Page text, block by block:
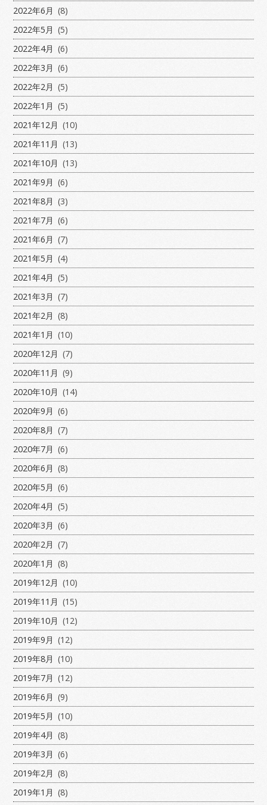
2022年6月 (8)
2022年5月 (5)
2022年4月 (6)
2022年3月 (6)
2022年2月 (5)
2022年1月 (5)
2021年12月 (10)
2021年11月 (13)
2021年10月 (13)
2021年9月 (6)
2021年8月 (3)
2021年7月 (6)
2021年6月 (7)
2021年5月 (4)
2021年4月 (5)
2021年3月 (7)
2021年2月 (8)
2021年1月 (10)
2020年12月 (7)
2020年11月 (9)
2020年10月 (14)
2020年9月 (6)
2020年8月 (7)
2020年7月 (6)
2020年6月 (8)
2020年5月 (6)
2020年4月 (5)
2020年3月 (6)
2020年2月 (7)
2020年1月 (8)
2019年12月 (10)
2019年11月 (15)
2019年10月 (12)
2019年9月 (12)
2019年8月 (10)
2019年7月 (12)
2019年6月 (9)
2019年5月 (10)
2019年4月 (8)
2019年3月 (6)
2019年2月 (8)
2019年1月 (8)